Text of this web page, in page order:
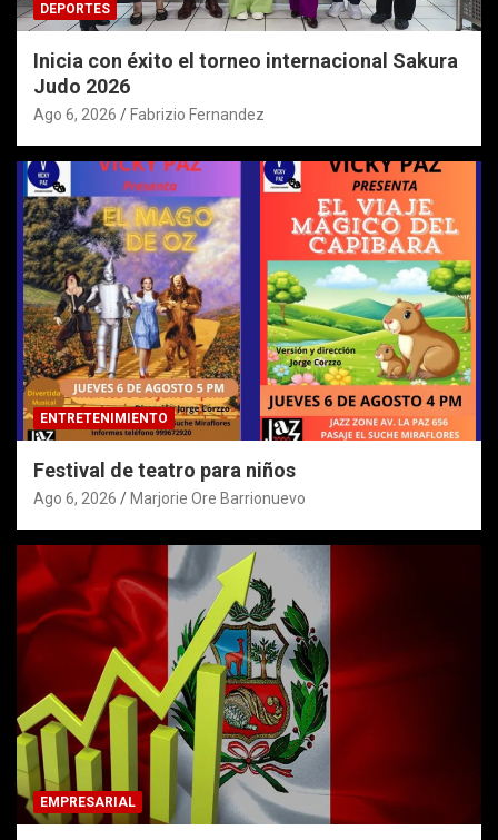
DEPORTES
Inicia con éxito el torneo internacional Sakura
Judo 2026
Ago 6, 2026 Fabrizio Fernandez
ENTRETENIMIENTO
Festival de teatro para niños
Ago 6, 2026 Marjorie Ore Barrionuevo
EMPRESARIAL